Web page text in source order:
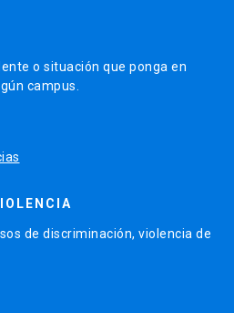
o situación que ponga en
campus.
de discriminación, violencia de